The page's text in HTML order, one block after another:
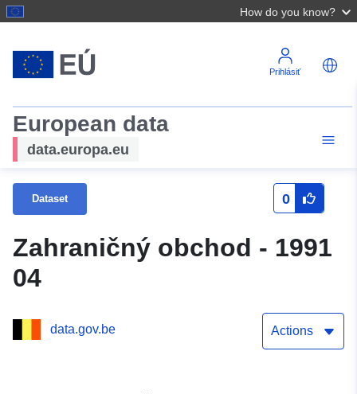
How do you know?
Prihlásiť
European data
data.europa.eu
Dataset 0
Zahraničný obchod - 1991
04
data.gov.be Actions